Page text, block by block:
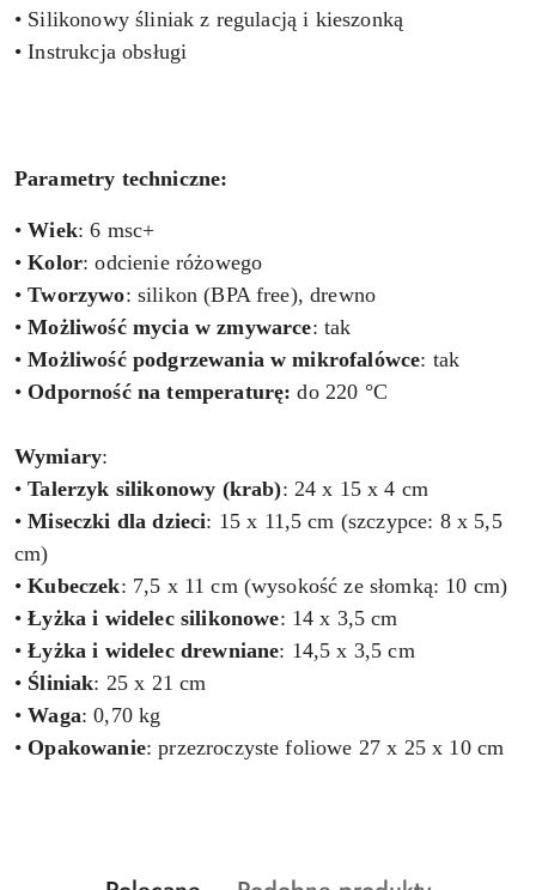
• Silikonowy śliniak z regulacją i kieszonką
• Instrukcja obsługi
Parametry techniczne:
•Wiek: 6 msc+
•Kolor: odcienie różowego
•Tworzywo: silikon (BPA free), drewno
•Możliwość mycia w zmywarce: tak
•Możliwość podgrzewania w mikrofalówce: tak
• Odporność na temperaturę: do 220 °C
Wymiary:
•Talerzyk silikonowy (krab): 24 x 15 x 4 cm
•Miseczki dla dzieci: 15 x 11,5 cm (szczypce: 8 x 5,5
cm)
•Kubeczek: 7,5 x 11 cm (wysokość ze słomką: 10 cm)
•Łyżka i widelec silikonowe: 14 x 3,5 cm
•Łyżka i widelec drewniane: 14,5 x 3,5 cm
• Śliniak: 25 x 21 cm
•Waga: 0,70 kg
• Opakowanie: przezroczyste foliowe 27 x 25 x 10 cm